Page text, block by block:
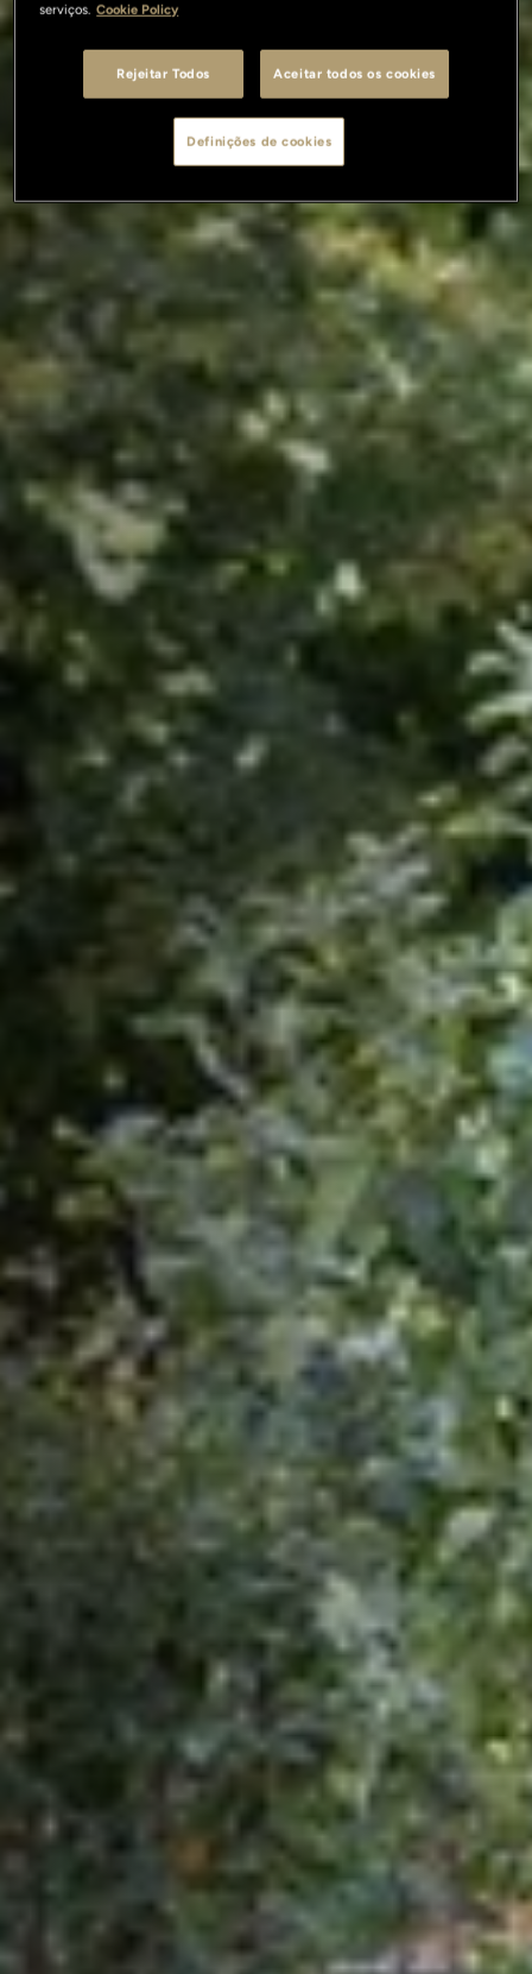
serviços. Cookie Policy
Rejeitar Todos Aceitar todos os cookies
Definições de cookies